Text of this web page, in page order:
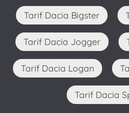
Tarif Dacia Bigster
Tarif Dacia Jogger
Tarif Dacia Logan
Tarif Dacia